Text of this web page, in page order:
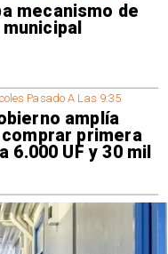
mecanismo de
Pasado A Las 9:35
amplía
primera
6.000 UF y 30 mil